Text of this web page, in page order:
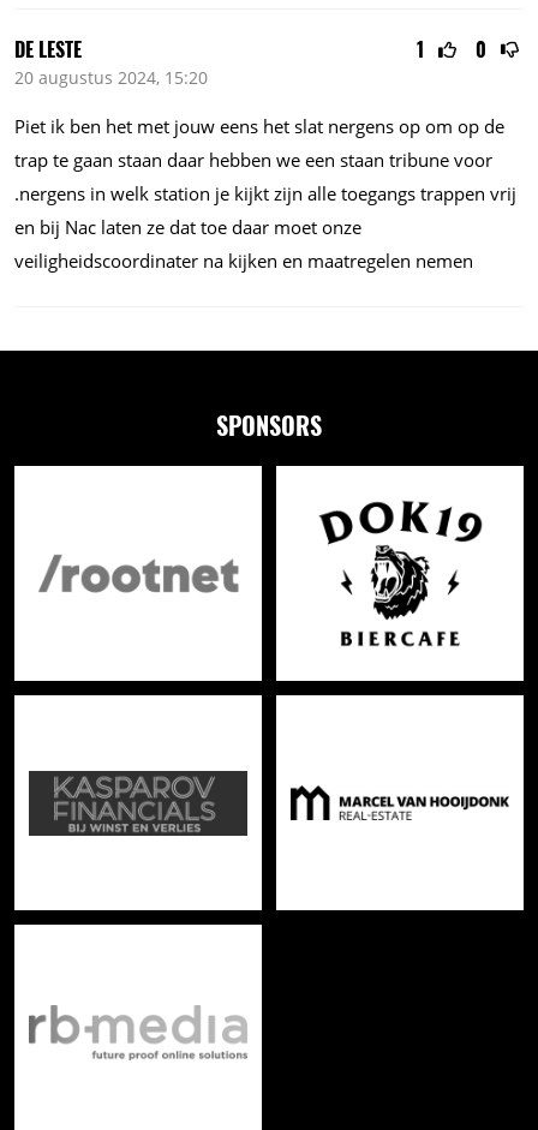
1 0
DE LESTE
20 augustus 2024, 15:20
Piet ik ben het met jouw eens het slat nergens op om op de
trap te gaan staan daar hebben we een staan tribune voor
.nergens in welk station je kijkt zijn alle toegangs trappen vrij
en bij Nac laten ze dat toe daar moet onze
veiligheidscoordinater na kijken en maatregelen nemen
SPONSORS